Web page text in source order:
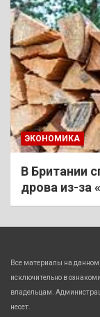
ЭКОНОМИКА
В Британии
дрова из-за
Все материалы на данном
исключительно в
владельцам.
несет.